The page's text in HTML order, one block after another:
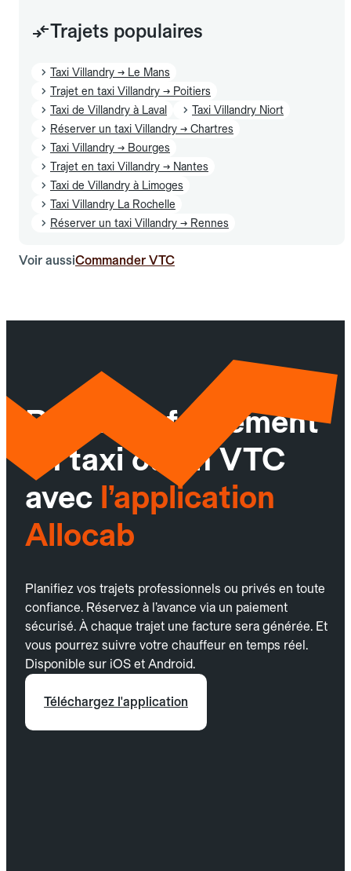
Trajets populaires
Taxi Villandry → Le Mans
Trajet en taxi Villandry → Poitiers
Taxi de Villandry à Laval
Taxi Villandry Niort
Réserver un taxi Villandry → Chartres
Taxi Villandry → Bourges
Trajet en taxi Villandry → Nantes
Taxi de Villandry à Limoges
Taxi Villandry La Rochelle
Réserver un taxi Villandry → Rennes
Voir aussiCommander VTC
Réservez facilement
un taxi ou un VTC
avec l’application
Allocab
Planifiez vos trajets professionnels ou privés en toute
confiance. Réservez à l’avance via un paiement
sécurisé. À chaque trajet une facture sera générée. Et
vous pourrez suivre votre chauffeur en temps réel.
Disponible sur iOS et Android.
Téléchargez l'application